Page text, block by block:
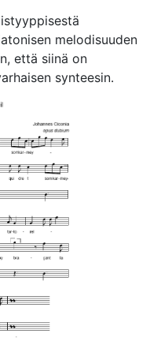
melodisuuden
että siinä on
synteesin.